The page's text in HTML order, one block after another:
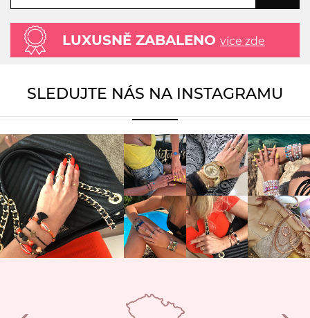
LUXUSNĚ ZABALENO více zde
SLEDUJTE NÁS NA INSTAGRAMU